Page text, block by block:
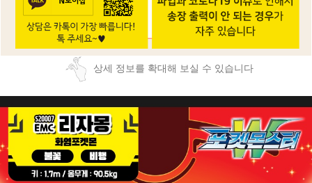
상세 정보를 확대해 보실 수 있습니다